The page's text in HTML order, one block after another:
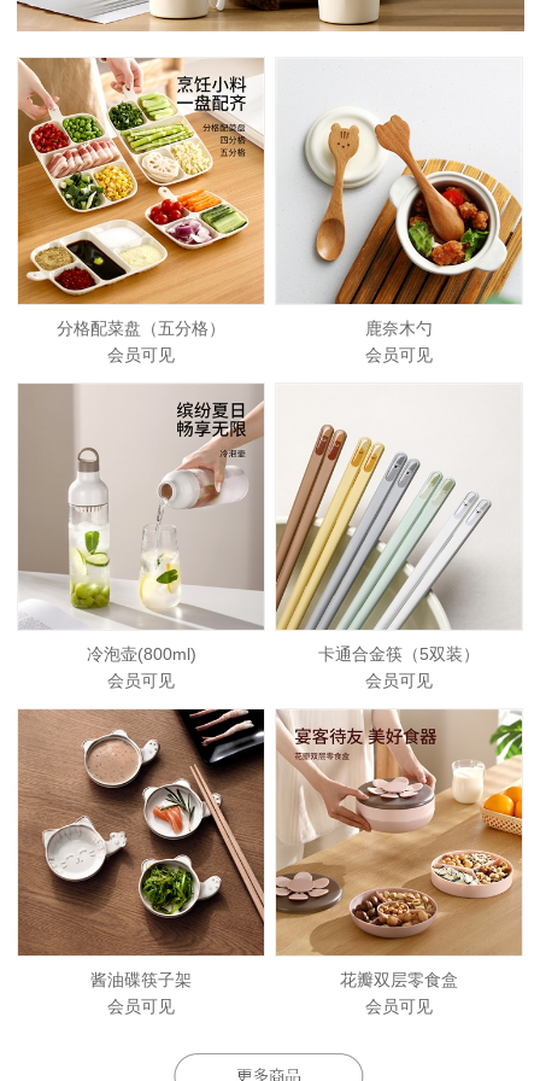
分格配菜盘（五分格）
会员可见
鹿奈木勺
会员可见
冷泡壶(800ml)
会员可见
卡通合金筷（5双装）
会员可见
酱油碟筷子架
会员可见
花瓣双层零食盒
会员可见